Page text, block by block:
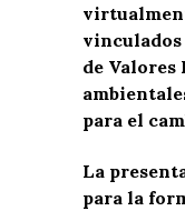
vinculados
de Valores
para el
La
para la